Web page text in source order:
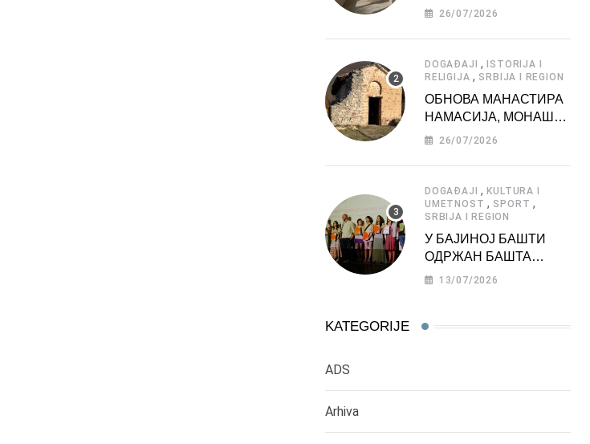
ДЕДИЊУ –
АТРАКЦИЈА
26/07/2026
DOGAĐAJI , ISTORIJA I
RELIGIJA , SRBIJA I REGION
ОБНОВА МАНАСТИРА
НАМАСИЈА, МОНАШКЕ
ЗАДУЖБИНЕ
26/07/2026
DOGAĐAJI ,KULTURA I
UMETNOST , SPORT ,
SRBIJA I REGION
У БАЈИНОЈ БАШТИ
ОДРЖАН БАШТА
ФЕСТ 2026
13/07/2026
KATEGORIJE
ADS
Arhiva